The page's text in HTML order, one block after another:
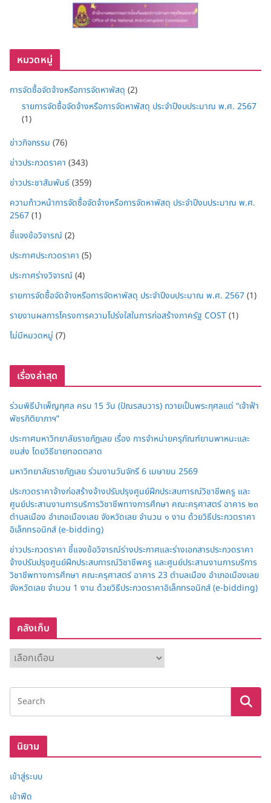
หมวดหมู่
การจัดซื้อจัดจ้างหรือการจัดหาพัสดุ (2)
รายการจัดซื้อจัดจ้างหรือการจัดหาพัสดุ ประจำปีงบประมาณ พ.ศ. 2567
(1)
ข่าวกิจกรรม (76)
ข่าวประกวดราคา (343)
ข่าวประชาสัมพันธ์(359)
ความก้าวหน้าการจัดซื้อจัดจ้างหรือการจัดหาพัสดุ ประจำปีงบประมาณ พ.ศ.
2567(1)
ชี้แจงข้อวิจารณ์(2)
ประกาศประกวดราคา (5)
ประกาศร่างวิจารณ์(4)
รายการจัดซื้อจัดจ้างหรือการจัดหาพัสดุ ประจำปีงบประมาณ พ.ศ. 2567(1)
รายงานผลการโครงการความโปร่งใสในการก่อสร้างภาครัฐ COST(1)
ไม่มีหมวดหมู่ (7)
เรื่องล่าสุด
ร่วมพิธีบำเพ็ญกุศล ครบ 15 วัน (ปัณรสมวาร) ถวายเป็นพระกุศลแด่ “เจ้าฟ้า
พัชรกิติยาภาฯ”
ประกาศมหาวิทยาลัยราชภัฏเลย เรื่อง การจำหน่ายครุภัณฑ์ยานพาหนะและ
ขนส่ง โดยวิธีขายทอดตลาด
มหาวิทยาลัยราชภัฏเลย ร่วมงานวันจักรี 6 เมษายน 2569
ประกวดราคาจ้างก่อสร้างจ้างปรับปรุงศูนย์ฝึกประสบการณ์วิชาชีพครู และ
ศูนย์ประสานงานการบริการวิชาชีพทางการศึกษา คณะครุศาสตร์ อาคาร ๒๓
ตำบลเมือง อำเภอเมืองเลย จังหวัดเลย จำนวน ๑ งาน ด้วยวิธีประกวดราคา
อิเล็กทรอนิกส์ (e-bidding)
ข่าวประกวดราคา ชี้แจงข้อวิจารณ์ร่างประกาศและร่างเอกสารประกวดราคา
จ้างปรับปรุงศูนย์ฝึกประสบการณ์วิชาชีพครู และศูนย์ประสานงานการบริการ
วิชาชีพทางการศึกษา คณะครุศาสตร์ อาคาร 23 ตำบลเมือง อำเภอเมืองเลย
จังหวัดเลย จำนวน 1 งาน ด้วยวิธีประกวดราคาอิเล็กทรอนิกส์ (e-bidding)
คลังเก็บ
ลั
ง
ก็
นิยาม
เข้าสู่ระบบ
เข้าฟีด